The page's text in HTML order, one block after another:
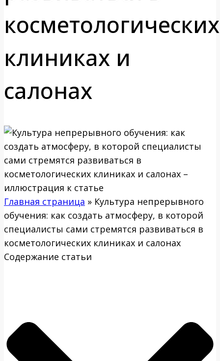
косметологических
клиниках и
салонах
Главная страница » Культура непрерывного
обучения: как создать атмосферу, в которой
специалисты сами стремятся развиваться в
косметологических клиниках и салонах
Содержание статьи